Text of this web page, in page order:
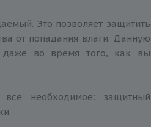
Это позволяет защитить
от попадания влаги. Данную
даже во время того, как вы
необходимое: защитный